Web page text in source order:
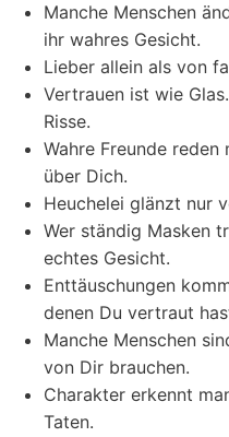
Manche Menschen
ihr wahres Gesicht.
Lieber allein als von
Vertrauen ist wie
Risse.
Wahre Freunde
über Dich.
Heuchelei glänzt nur
Wer ständig Masken
echtes Gesicht.
Enttäuschungen
denen Du vertraut
Manche Menschen
von Dir brauchen.
Charakter erkennt
Taten.